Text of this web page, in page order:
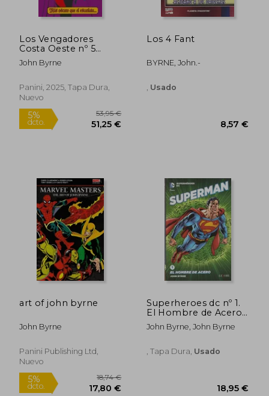
Rápido
Los Vengadores
Costa Oeste nº 5
(Marvel Limited
Edition)
John Byrne
Panini, 2025, Tapa Dura,
Nuevo
Los 4 Fant
BYRNE, John.-
Usado
art of john byrne
John Byrne
Panini Publishing Ltd,
Nuevo
Superheroes dc nº 1.
El Hombre de Acero.
John Byrne
John Byrne, John Byrne
, Tapa Dura, Usado